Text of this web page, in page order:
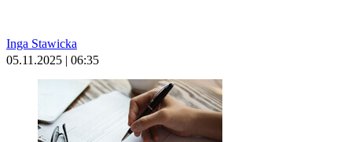
Inga Stawicka
05.11.2025 | 06:35